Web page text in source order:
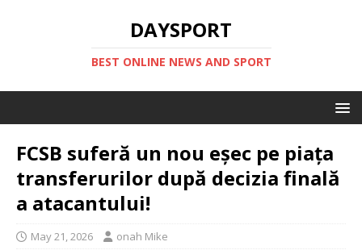
DAYSPORT
BEST ONLINE NEWS AND SPORT
FCSB suferă un nou eșec pe piața
transferurilor după decizia finală
a atacantului!
May 21, 2026 onah Mike